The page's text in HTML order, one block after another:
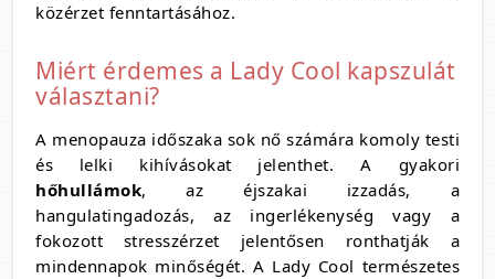
közérzet fenntartásához.
Miért érdemes a Lady Cool kapszulát
választani?
A menopauza időszaka sok nő számára komoly testi
és lelki kihívásokat jelenthet. A gyakori
hőhullámok, az éjszakai izzadás, a
hangulatingadozás, az ingerlékenység vagy a
fokozott stresszérzet jelentősen ronthatják a
mindennapok minőségét. A Lady Cool természetes